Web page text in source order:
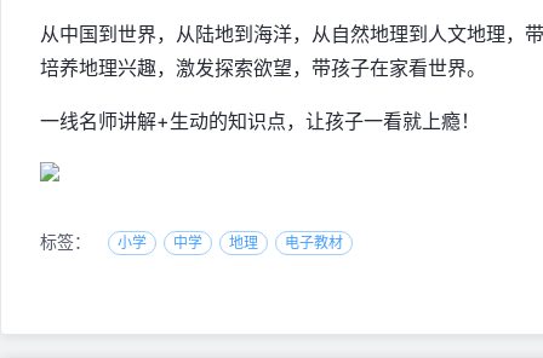
从中国到世界，从陆地到海洋，从自然地理到人文地理，
培养地理兴趣，激发探索欲望，带孩子在家看世界。
一线名师讲解+生动的知识点，让孩子一看就上瘾！
标签： 小学 中学 地理 电子教材